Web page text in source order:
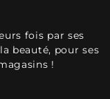
fois par ses
beauté, pour ses
!